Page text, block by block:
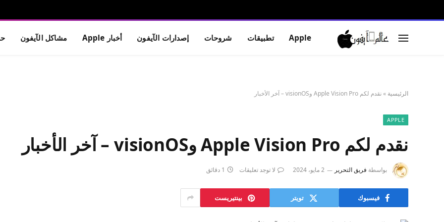
Apple تطبيقات شروحات إصدارات الآيفون أخبار Apple مشاكل الآيفون
الرئيسية »نقدم لكم Apple Vision Pro وvisionOS – آخر الأخبار
APPLE
نقدم لكم Apple Vision Pro وvisionOS – آخر الأخبار
بواسطة فريق التحرير 2 مايو، 2024 لا توجد تعليقات 1 دقائق
فيسبوك تويتر بينتيريست